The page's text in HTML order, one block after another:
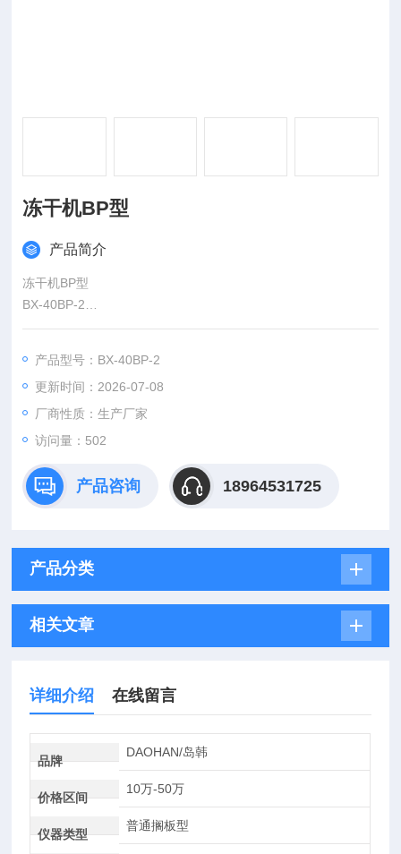
冻干机BP型
产品简介
冻干机BP型
BX-40BP-2
3-4排气温度调节系统：
系统，防止高压部分超温运行。为实现冻干机的无人操作创造条
件。
3-5防湿冲程调节系统：
当冷冻机处于高负荷运行状态时，该系统可自动进入调整程序，
条件。
产品型号：BX-40BP-2
更新时间：2026-07-08
厂商性质：生产厂家
访问量：502
产品咨询 18964531725
产品分类
相关文章
详细介绍 在线留言
品牌
DAOHAN/岛韩
价格区间
10万-50万
仪器类型
普通搁板型